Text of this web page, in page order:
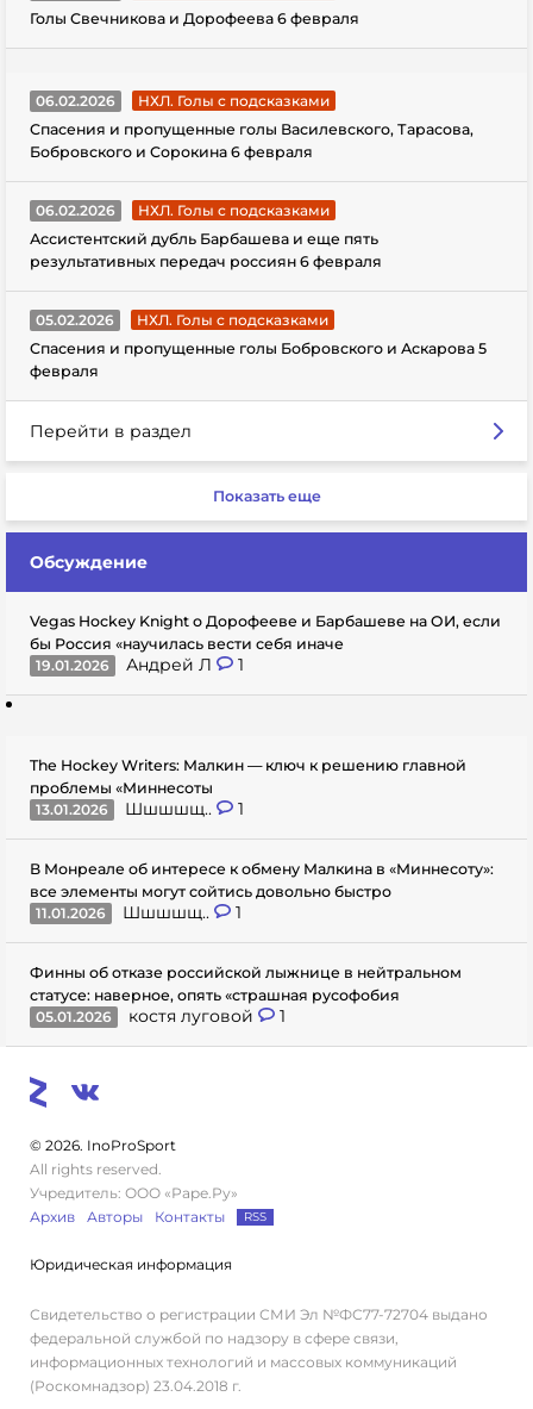
Голы Свечникова и Дорофеева 6 февраля
06.02.2026
НХЛ. Голы с подсказками
Спасения и пропущенные голы Василевского, Тарасова,
Бобровского и Сорокина 6 февраля
06.02.2026
НХЛ. Голы с подсказками
Ассистентский дубль Барбашева и еще пять
результативных передач россиян 6 февраля
05.02.2026
НХЛ. Голы с подсказками
Спасения и пропущенные голы Бобровского и Аскарова 5
февраля
Перейти в раздел
Показать еще
Обсуждение
Vegas Hockey Knight о Дорофееве и Барбашеве на ОИ, если
бы Россия «научилась вести себя иначе
19.01.2026
Андрей Л 1
The Hockey Writers: Малкин — ключ к решению главной
проблемы «Миннесоты
13.01.2026
Шшшшщ.. 1
В Монреале об интересе к обмену Малкина в «Миннесоту»:
все элементы могут сойтись довольно быстро
11.01.2026
Шшшшщ.. 1
Финны об отказе российской лыжнице в нейтральном
статусе: наверное, опять «страшная русофобия
05.01.2026
костя луговой 1
© 2026. InoProSport
All rights reserved.
Учредитель: ООО «Раре.Ру»
Архив
Авторы Контакты RSS
Юридическая информация
Свидетельство о регистрации СМИ Эл №ФС77-72704 выдано
федеральной службой по надзору в сфере связи,
информационных технологий и массовых коммуникаций
(Роскомнадзор) 23.04.2018 г.